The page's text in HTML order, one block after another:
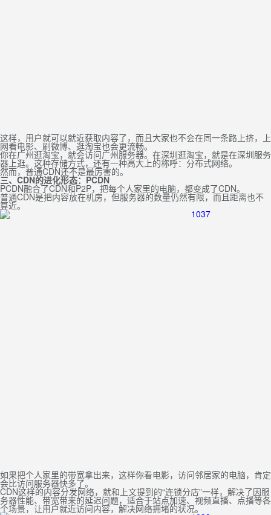
这样，用户就可以就近获取内容了，而且大家也不会在同一条路上挤，上
网看电影、刷微博、逛淘宝也会更流畅。
你在广州逛淘宝，就会访问广州服务器。在深圳逛淘宝，就是在深圳服务
器上逛。这种存储方式，还有一种高大上的称呼：分布式网络。
然而，普通CDN还不是最厉害的。
三、CDN的进化形态：PCDN
PCDN融合了CDN和P2P，把每个人家里的电脑，都变成了CDN。
普通CDN是把内容放在机房，但服务器的数量仍然有限，而且距离也不
算近。
如果把个人家里的带宽拿出来，这样你看电影，访问邻居家的电脑，肯定
会比访问服务器快多了。
CDN这样的内容分发网络，就和上文提到的“连锁分店”一样，解决了因服
务器性能、带宽带来的延迟问题，适合于站点加速、视频直播、点播等各
个场景，让用户就近访问内容，解决网络拥堵的状况。